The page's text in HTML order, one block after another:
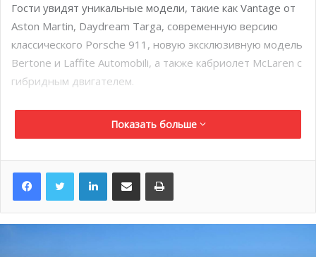
Гости увидят уникальные модели, такие как Vantage от
Aston Martin, Daydream Targa, современную версию
классического Porsche 911, новую эксклюзивную модель
Bertone и Laffite Automobili, а также кабриолет McLaren с
гибридным двигателем.
Среди новинок этого года авто от Pro Engineering &
Design и Treditech, вдохновленные ретро болидами; The
революцию и самый мощный квадроцикл в мире Engler
V12. Впервые в княжестве представлена новая
нержавеющей стали и бронированного стекла.
Показать больше
LinkedInПоделиться по электронной почте Распечатать